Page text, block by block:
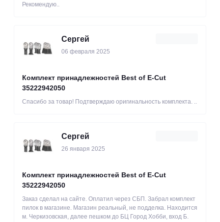
Рекомендую..
Сергей
06 февраля 2025
Комплект принадлежностей Best of E-Cut
35222942050
Спасибо за товар! Подтверждаю оригинальность комплекта. ..
Сергей
26 января 2025
Комплект принадлежностей Best of E-Cut
35222942050
Заказ сделал на сайте. Оплатил через СБП. Забрал комплект
пилок в магазине. Магазин реальный, не подделка. Находится
м. Черкизовская, далее пешком до БЦ Город Хобби, вход Б.